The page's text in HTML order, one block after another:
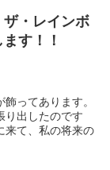
・レインボ
す！！
ってあります。
り出したのです
来て、私の将来の